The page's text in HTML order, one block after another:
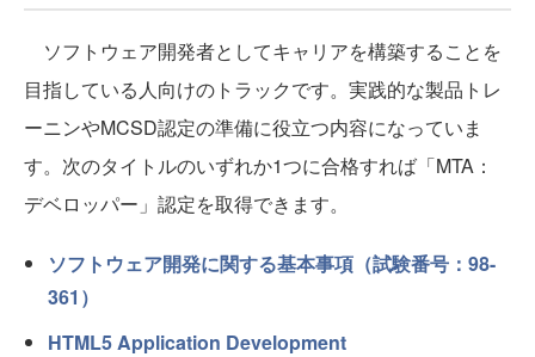
ソフトウェア開発者としてキャリアを構築することを
目指している人向けのトラックです。実践的な製品トレ
ーニンやMCSD認定の準備に役立つ内容になっていま
す。次のタイトルのいずれか1つに合格すれば「MTA：
デベロッパー」認定を取得できます。
ソフトウェア開発に関する基本事項（試験番号：98-
361）
HTML5 Application Development